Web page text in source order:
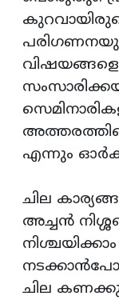
എന്നും
ചില
അച്ചൻ
ചില